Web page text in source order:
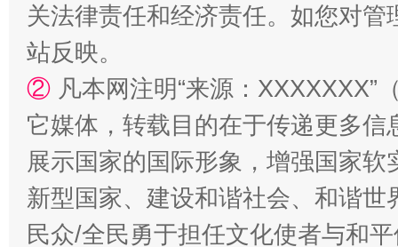
镜头丨大暑三秋近
关法律责任和经济责任。如您对
站反映。
② 凡本网注明“来源：
它媒体，转载目的在于传递更多
展示国家的国际形象，增强国家
新型国家、建设和谐社会、和谐
民众/全民勇于担任文化使者与和